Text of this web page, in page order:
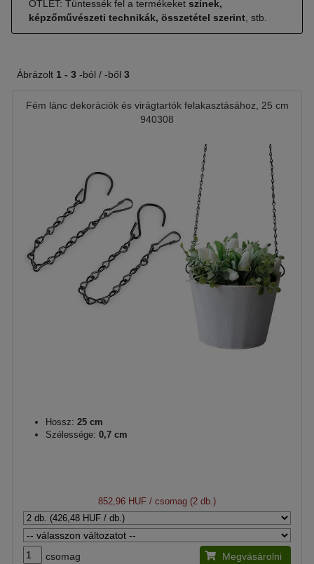
ÖTLET: Tüntessék fel a termékeket színek,
képzőművészeti technikák, összetétel szerint , stb.
Ábrázolt 1 - 3 -ból / -ből 3
Fém lánc dekorációk és virágtartók felakasztásához, 25 cm
940308
Hossz: 25 cm
Szélessége: 0,7 cm
852,96 HUF / csomag (2 db.)
csomag Megvásárolni